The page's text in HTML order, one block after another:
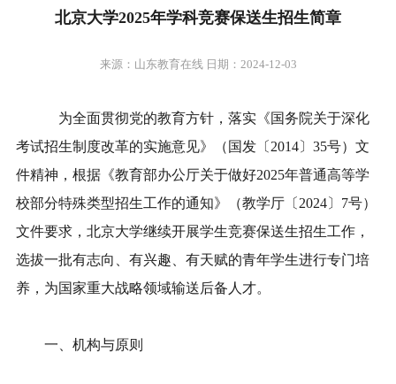
北京大学2025年学科竞赛保送生招生简章
来源：山东教育在线 日期：2024-12-03
为全面贯彻党的教育方针，落实《国务院关于深化
考试招生制度改革的实施意见》（国发〔2014〕35号）文
件精神，根据《教育部办公厅关于做好2025年普通高等学
校部分特殊类型招生工作的通知》（教学厅〔2024〕7号）
文件要求，北京大学继续开展学生竞赛保送生招生工作，
选拔一批有志向、有兴趣、有天赋的青年学生进行专门培
养，为国家重大战略领域输送后备人才。
一、机构与原则